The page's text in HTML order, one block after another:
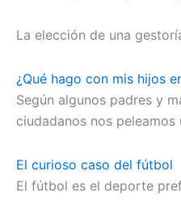
La elección de una
¿Qué hago con mis hijos
Según algunos padres y
ciudadanos nos peleamos
El curioso caso del fútbol
El fútbol es el deporte